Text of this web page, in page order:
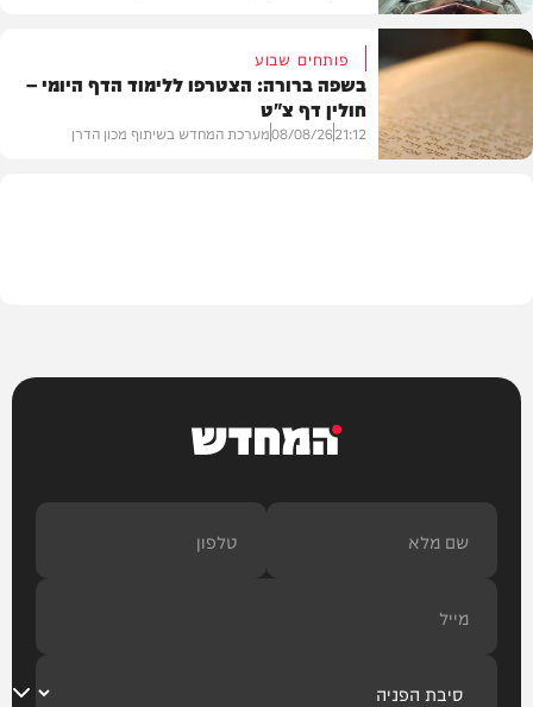
פותחים שבוע
בשפה ברורה: הצטרפו ללימוד הדף היומי –
חולין דף צ"ט
21:12
08/08/26מערכת המחדש בשיתוף מכון הדרן
המחדש